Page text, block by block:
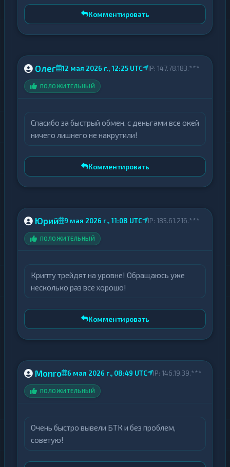
Комментировать
Олег 12 мая 2026 г., 12:25 UTC IP: 147.78.183.***
ПОЛОЖИТЕЛЬНЫЙ
Спасибо за быстрый обмен, с деньгами все окей
ничего лишнего не накрутили!
Комментировать
Юрий 9 мая 2026 г., 11:08 UTC IP: 185.61.216.***
ПОЛОЖИТЕЛЬНЫЙ
Крипту трейдят на уровне! Обращаюсь уже
несколько раз все хорошо!
Комментировать
Monro 6 мая 2026 г., 08:49 UTC IP: 146.19.39.***
ПОЛОЖИТЕЛЬНЫЙ
Очень быстро вывели БТК и без проблем,
советую!